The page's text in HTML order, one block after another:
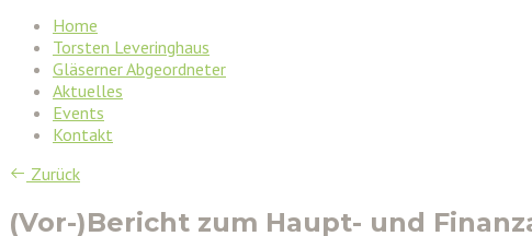
Home
Torsten Leveringhaus
Gläserner Abgeordneter
Aktuelles
Events
Kontakt
Zurück
(Vor-)Bericht zum Haupt- und